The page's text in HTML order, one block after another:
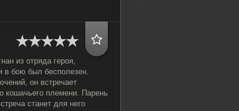
из отряда героя,
в бою был бесполезен.
он встречает
кошачьего племени. Парень
станет для него